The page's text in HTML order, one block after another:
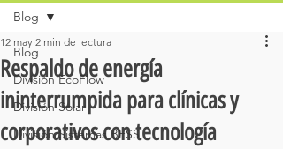
Blog
División EcoFlow
División Solar
División Sistemas BESS
Blog
Respaldo de energía
ininterrumpida para clínicas y
corporativos con tecnología
12 may 2 min de lectura